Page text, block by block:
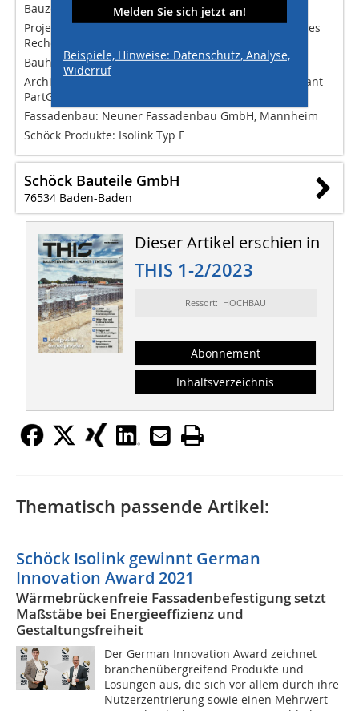
Bauzeit: Juni 2021 - Anfang 2023
Projekt: Neubau einer Feuerwehrleitzentrale und eines
Rechenzentrums der Stadt Ludwigshafen
Bauherr: Stadtverwaltung Ludwigshafen
Architekturbüro: SCP Architekten Schoenborn Croissant
PartGmbB, Ludwigshafen
Fassadenbau: Neuner Fassadenbau GmbH, Mannheim
Schöck Produkte: Isolink Typ F
Schöck Bauteile GmbH
76534 Baden-Baden
Dieser Artikel erschien in
THIS 1-2/2023
Ressort: HOCHBAU
Abonnement
Inhaltsverzeichnis
Melden Sie sich jetzt an!
Beispiele, Hinweise: Datenschutz, Analyse,
Widerruf
Thematisch passende Artikel:
Schöck Isolink gewinnt German
Innovation Award 2021
Wärmebrückenfreie Fassadenbefestigung setzt
Maßstäbe bei Energieeffizienz und
Gestaltungsfreiheit
Der German Innovation Award zeichnet
branchenübergreifend Produkte und
Lösungen aus, die sich vor allem durch ihre
Nutzerzentrierung sowie einen Mehrwert